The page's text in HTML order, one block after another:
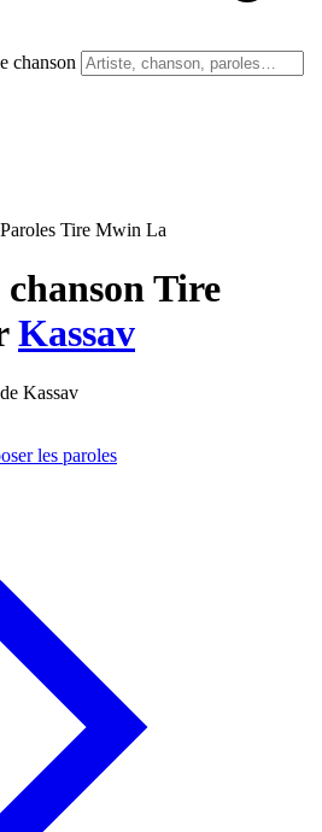
chanson
Paroles Tire Mwin La
Tire
Kassav
Kassav
les paroles